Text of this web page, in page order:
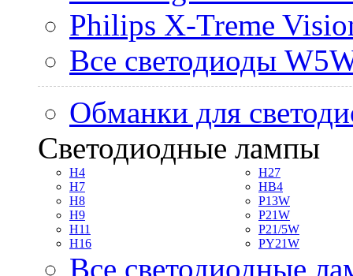
Philips X-Treme
Все светодиоды
Обманки для
Светодиодные лампы
H4
H7
H8
H9
H11
H16
H27
HB4
P13W
P21W
P21/5W
PY21W
Все светодиодные